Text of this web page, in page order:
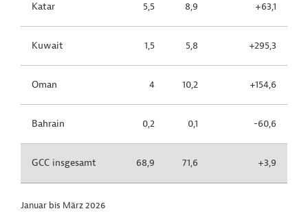
Katar 5,5 8,9 +63,1
Kuwait 1,5 5,8 +295,3
Oman 4 10,2 +154,6
Bahrain 0,2 0,1 -60,6
GCC insgesamt 68,9 71,6 +3,9
Januar bis März 2026